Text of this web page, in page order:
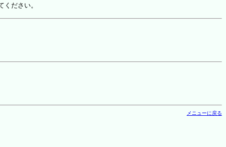
ださい。
メニューに戻る